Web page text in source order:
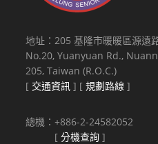
地址：205 基隆市暖暖區源遠
No.20, Yuanyuan Rd.,
205, Taiwan (R.O.C.)
[ 交通資訊 ] [規劃路線 ]
總機：+886-2-24582052
[分機查詢 ]